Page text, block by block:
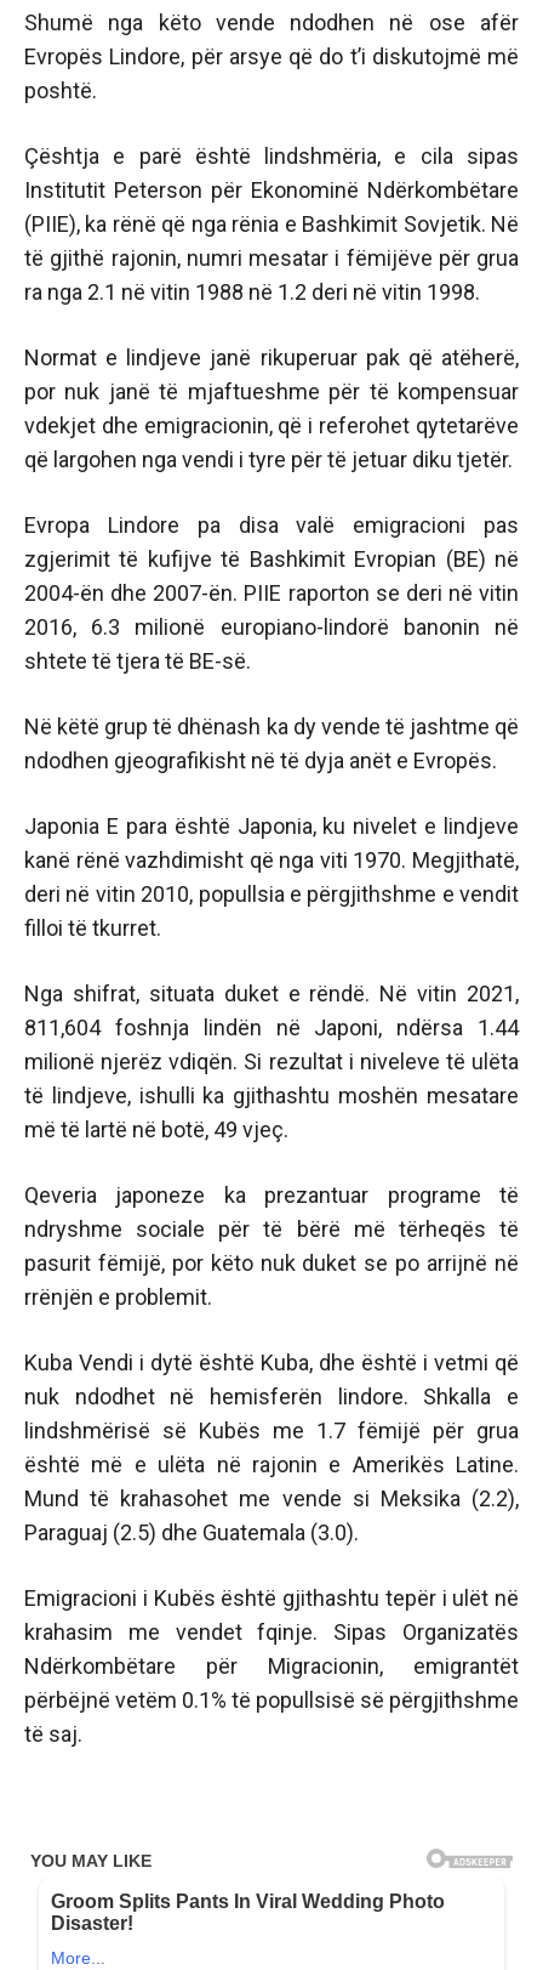
Shumë nga këto vende ndodhen në ose afër
Evropës Lindore, për arsye që do t’i diskutojmë më
poshtë.
Çështja e parë është lindshmëria, e cila sipas
Institutit Peterson për Ekonominë Ndërkombëtare
(PIIE), ka rënë që nga rënia e Bashkimit Sovjetik. Në
të gjithë rajonin, numri mesatar i fëmijëve për grua
ra nga 2.1 në vitin 1988 në 1.2 deri në vitin 1998.
Normat e lindjeve janë rikuperuar pak që atëherë,
por nuk janë të mjaftueshme për të kompensuar
vdekjet dhe emigracionin, që i referohet qytetarëve
që largohen nga vendi i tyre për të jetuar diku tjetër.
Evropa Lindore pa disa valë emigracioni pas
zgjerimit të kufijve të Bashkimit Evropian (BE) në
2004-ën dhe 2007-ën. PIIE raporton se deri në vitin
2016, 6.3 milionë europiano-lindorë banonin në
shtete të tjera të BE-së.
Në këtë grup të dhënash ka dy vende të jashtme që
ndodhen gjeografikisht në të dyja anët e Evropës.
Japonia E para është Japonia, ku nivelet e lindjeve
kanë rënë vazhdimisht që nga viti 1970. Megjithatë,
deri në vitin 2010, popullsia e përgjithshme e vendit
filloi të tkurret.
Nga shifrat, situata duket e rëndë. Në vitin 2021,
811,604 foshnja lindën në Japoni, ndërsa 1.44
milionë njerëz vdiqën. Si rezultat i niveleve të ulëta
të lindjeve, ishulli ka gjithashtu moshën mesatare
më të lartë në botë, 49 vjeç.
Qeveria japoneze ka prezantuar programe të
ndryshme sociale për të bërë më tërheqës të
pasurit fëmijë, por këto nuk duket se po arrijnë në
rrënjën e problemit.
Kuba Vendi i dytë është Kuba, dhe është i vetmi që
nuk ndodhet në hemisferën lindore. Shkalla e
lindshmërisë së Kubës me 1.7 fëmijë për grua
është më e ulëta në rajonin e Amerikës Latine.
Mund të krahasohet me vende si Meksika (2.2),
Paraguaj (2.5) dhe Guatemala (3.0).
Emigracioni i Kubës është gjithashtu tepër i ulët në
krahasim me vendet fqinje. Sipas Organizatës
Ndërkombëtare për Migracionin, emigrantët
përbëjnë vetëm 0.1% të popullsisë së përgjithshme
të saj.